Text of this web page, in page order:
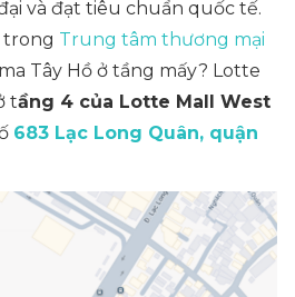
và đạt tiêu chuẩn quốc tế.
trong Trung tâm thương mại
Tây Hồ ở tầng mấy? Lotte
tầng 4 của Lotte Mall West
683 Lạc Long Quân, quận